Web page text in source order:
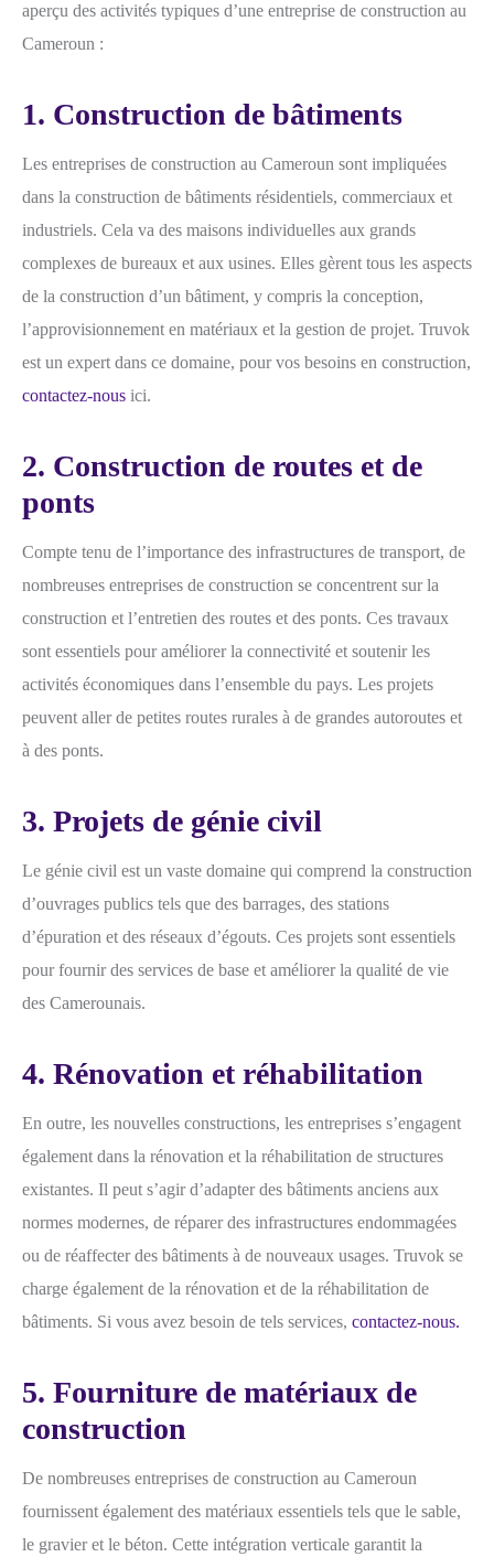
aperçu des activités typiques d’une entreprise de construction au
Cameroun :
1. Construction de bâtiments
Les entreprises de construction au Cameroun sont impliquées
dans la construction de bâtiments résidentiels, commerciaux et
industriels. Cela va des maisons individuelles aux grands
complexes de bureaux et aux usines. Elles gèrent tous les aspects
de la construction d’un bâtiment, y compris la conception,
l’approvisionnement en matériaux et la gestion de projet. Truvok
est un expert dans ce domaine, pour vos besoins en construction,
contactez-nous ici.
2. Construction de routes et de
ponts
Compte tenu de l’importance des infrastructures de transport, de
nombreuses entreprises de construction se concentrent sur la
construction et l’entretien des routes et des ponts. Ces travaux
sont essentiels pour améliorer la connectivité et soutenir les
activités économiques dans l’ensemble du pays. Les projets
peuvent aller de petites routes rurales à de grandes autoroutes et
à des ponts.
3. Projets de génie civil
Le génie civil est un vaste domaine qui comprend la construction
d’ouvrages publics tels que des barrages, des stations
d’épuration et des réseaux d’égouts. Ces projets sont essentiels
pour fournir des services de base et améliorer la qualité de vie
des Camerounais.
4. Rénovation et réhabilitation
En outre, les nouvelles constructions, les entreprises s’engagent
également dans la rénovation et la réhabilitation de structures
existantes. Il peut s’agir d’adapter des bâtiments anciens aux
normes modernes, de réparer des infrastructures endommagées
ou de réaffecter des bâtiments à de nouveaux usages. Truvok se
charge également de la rénovation et de la réhabilitation de
bâtiments. Si vous avez besoin de tels services, contactez-nous.
5. Fourniture de matériaux de
construction
De nombreuses entreprises de construction au Cameroun
fournissent également des matériaux essentiels tels que le sable,
le gravier et le béton. Cette intégration verticale garantit la